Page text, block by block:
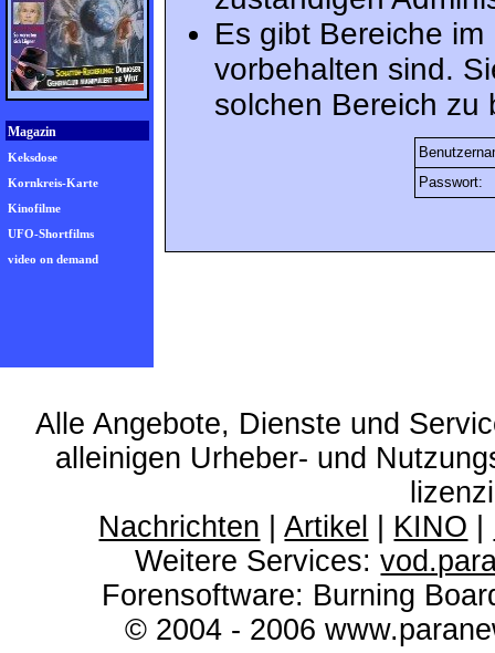
Magazin
Keksdose
Kornkreis-Karte
Kinofilme
UFO-Shortfilms
video on demand
Es gibt Bereiche
vorbehalten sind.
solchen Bereich zu
Passwort:
Alle Angebote, Dienste und
alleinigen Urheber- und
Nachrichten |Artikel KINO
Weitere Services:
Forensoftware: Burning
© 2004 - 2006